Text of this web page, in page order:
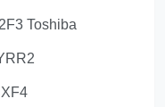
Toshiba